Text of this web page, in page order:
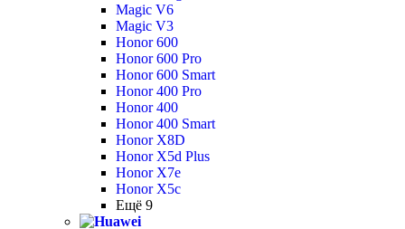
Magic V6
Magic V3
Honor 600
Honor 600 Pro
Honor 600 Smart
Honor 400 Pro
Honor 400
Honor 400 Smart
Honor X8D
Honor X5d Plus
Honor X7e
Honor X5c
Ещё 9